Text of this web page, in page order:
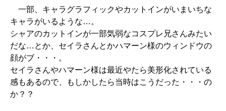
一部、キャラグラフィックやカットインがいまいちな
キャラがいるような…。
シャアのカットインが一部気弱なコスプレ兄さんみたい
だな…とか、セイラさんとかハマーン様のウィンドウの
顔がブ・・・。
セイラさんやハマーン様は最近やたら美形化されている
感もあるので、もしかしたら当時はこうだった・・・の
か？？